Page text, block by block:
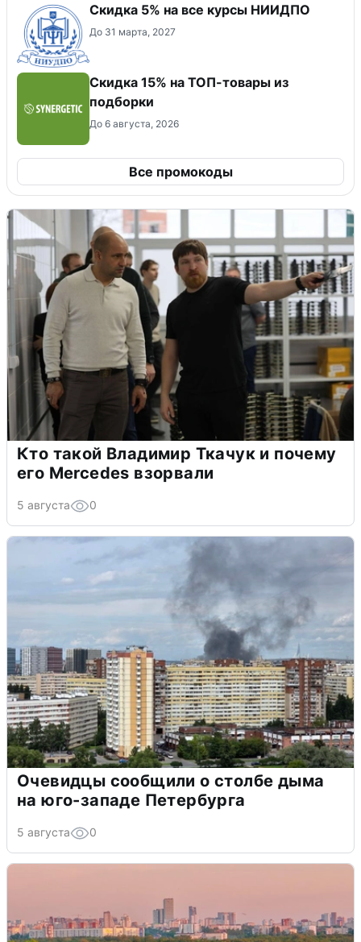
Скидка 5% на все курсы НИИДПО
До 31 марта, 2027
Скидка 15% на ТОП-товары из
подборки
До 6 августа, 2026
Все промокоды
Кто такой Владимир Ткачук и почему
его Mercedes взорвали
5 августа 0
Очевидцы сообщили о столбе дыма
на юго-западе Петербурга
5 августа 0